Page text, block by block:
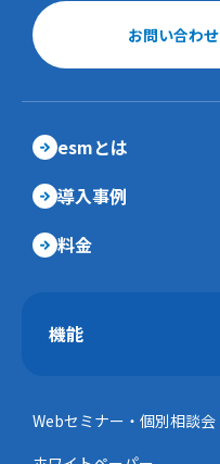
お問い合わせ
esmとは
導入事例
料金
機能
Webセミナー・個別相談会